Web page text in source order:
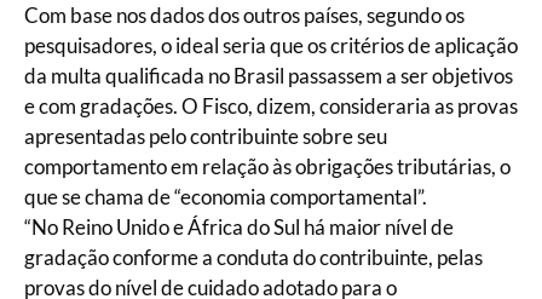
Com base nos dados dos outros países, segundo os
pesquisadores, o ideal seria que os critérios de aplicação
da multa qualificada no Brasil passassem a ser objetivos
e com gradações. O Fisco, dizem, consideraria as provas
apresentadas pelo contribuinte sobre seu
comportamento em relação às obrigações tributárias, o
que se chama de “economia comportamental”.
“No Reino Unido e África do Sul há maior nível de
gradação conforme a conduta do contribuinte, pelas
provas do nível de cuidado adotado para o